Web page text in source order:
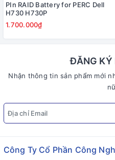
PIn RAID Battery for PERC Dell
H730 H730P
1.700.000₫
ĐĂNG KÝ
Nhận thông tin sản phẩm mới
Công Ty Cổ Phần Công